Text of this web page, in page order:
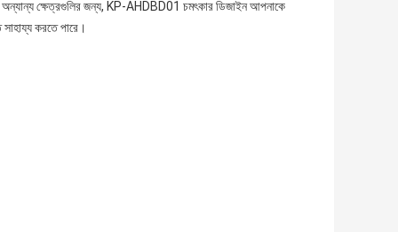
অন্যান্য ক্ষেত্রগুলির জন্য, KP-AHDBD01 চমৎকার ডিজাইন আপনাকে
করতে পারে।